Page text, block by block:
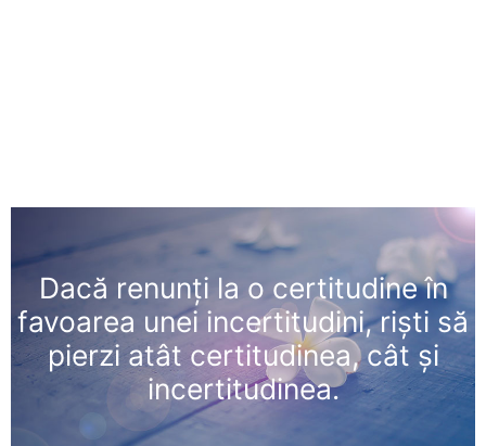
Dacă renunţi la o certitudine în
favoarea unei incertitudini, rişti să
pierzi atât certitudinea, cât şi
incertitudinea.